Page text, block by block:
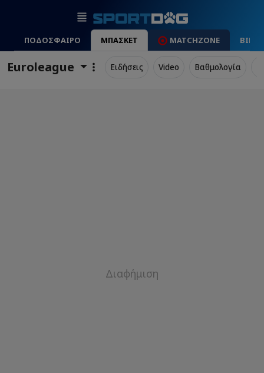
ΠΟΔΟΣΦΑΙΡΟ ΜΠΑΣΚΕΤ MATCHZONE
Euroleague Ειδήσεις Video Βαθμολογία